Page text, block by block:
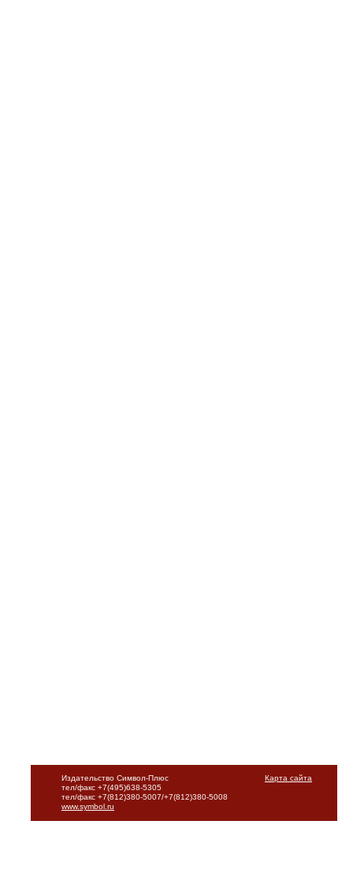
Карта сайта
Издательство Символ-Плюс
тел/факс +7(495)638-5305
тел/факс +7(812)380-5007/+7(812)380-5008
www.symbol.ru